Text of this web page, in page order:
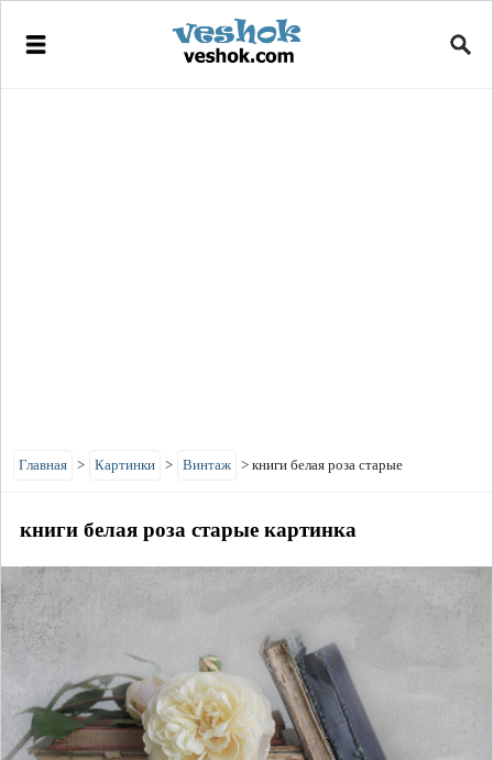
Главная > Картинки > Винтаж > книги белая роза старые
книги белая роза старые картинка